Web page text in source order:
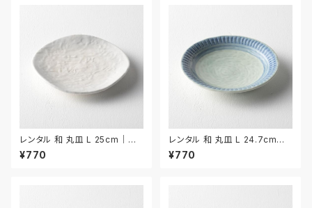
レンタル 和 丸皿 L 25cm｜W
ML014
¥770
レンタル 和 丸皿 L 24.7cm｜
WML015
¥770